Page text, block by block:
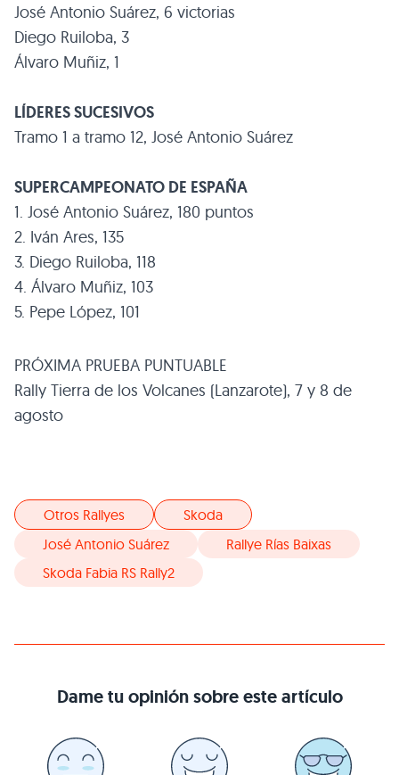
José Antonio Suárez, 6 victorias
Diego Ruiloba, 3
Álvaro Muñiz, 1
LÍDERES SUCESIVOS
Tramo 1 a tramo 12, José Antonio Suárez
SUPERCAMPEONATO DE ESPAÑA
1. José Antonio Suárez, 180 puntos
2. Iván Ares, 135
3. Diego Ruiloba, 118
4. Álvaro Muñiz, 103
5. Pepe López, 101
PRÓXIMA PRUEBA PUNTUABLE
Rally Tierra de los Volcanes (Lanzarote), 7 y 8 de
agosto
Otros Rallyes
Skoda
José Antonio Suárez
Rallye Rías Baixas
Skoda Fabia RS Rally2
Dame tu opinión sobre este artículo